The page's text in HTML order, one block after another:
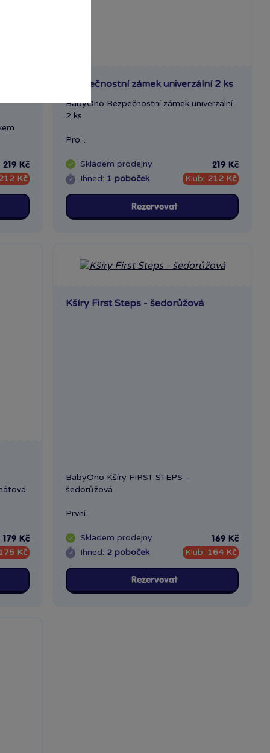
219 Kč
Kč
Bezpečnostní zámek univerzální 2 ks
BabyOno Bezpečnostní zámek univerzální
2 ks
Pro...
Skladem prodejny
Ihned: 1 poboček
219 Kč
Klub: 212 Kč
Rezervovat
179 Kč
Kč
Kšíry First Steps - šedorůžová
BabyOno Kšíry FIRST STEPS –
šedorůžová
První...
Skladem prodejny
Ihned: 2 poboček
169 Kč
Klub: 164 Kč
Rezervovat